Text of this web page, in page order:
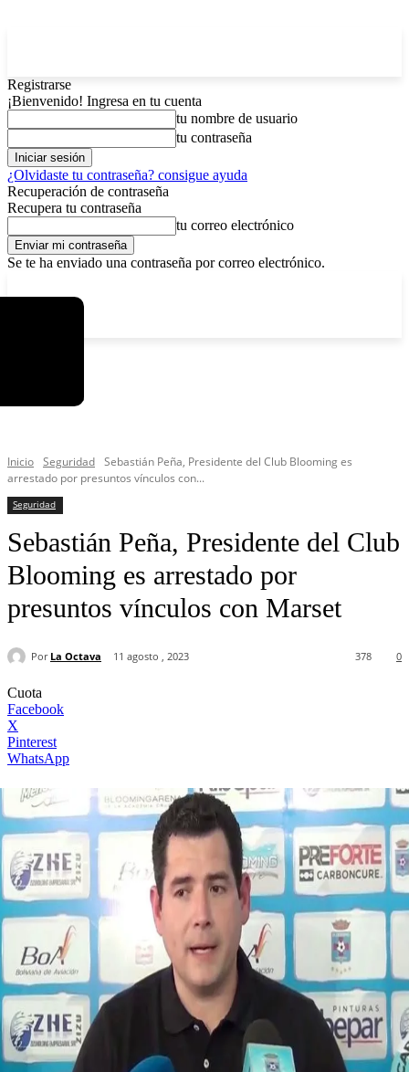
Registrarse
¡Bienvenido! Ingresa en tu cuenta
tu nombre de usuario
tu contraseña
¿Olvidaste tu contraseña? consigue ayuda
Recuperación de contraseña
Recupera tu contraseña
tu correo electrónico
Se te ha enviado una contraseña por correo electrónico.
Inicio Seguridad Sebastián Peña, Presidente del Club Blooming es
arrestado por presuntos vínculos con...
Seguridad
Sebastián Peña, Presidente del Club
Blooming es arrestado por
presuntos vínculos con Marset
Por La Octava 11 agosto , 2023 0
378
Cuota
Facebook
X
Pinterest
WhatsApp